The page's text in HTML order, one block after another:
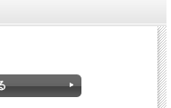
ーツ。
うな庭園が広がっており、迫力